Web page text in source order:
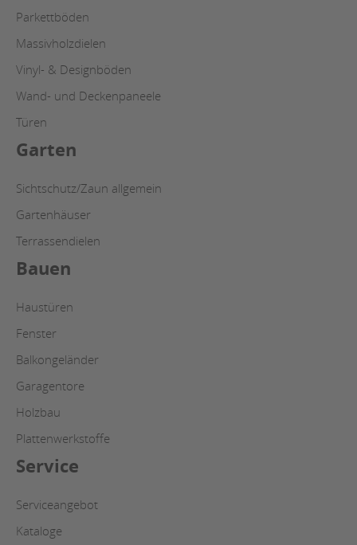
Parkettböden
Massivholzdielen
Vinyl- & Designböden
Wand- und Deckenpaneele
Türen
Garten
Sichtschutz/Zaun allgemein
Gartenhäuser
Terrassendielen
Bauen
Haustüren
Fenster
Balkongeländer
Garagentore
Holzbau
Plattenwerkstoffe
Service
Serviceangebot
Kataloge